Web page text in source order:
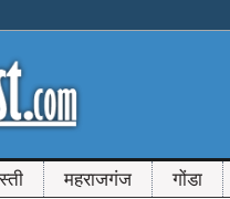
महराजगंज गोंडा